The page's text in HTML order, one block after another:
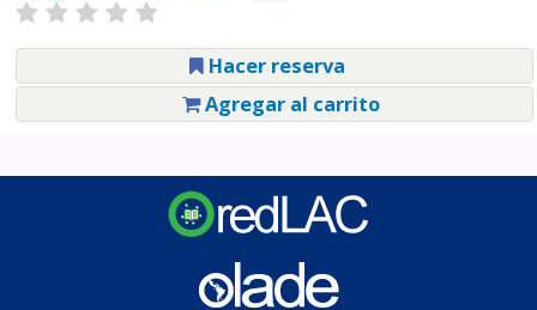
Hacer reserva
Agregar al carrito